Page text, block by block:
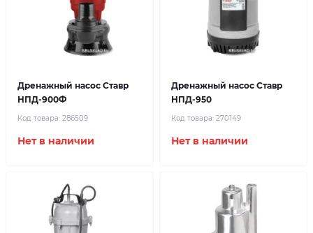
Дренажный насос Ставр
НПД-900Ф
Код товара: 286509
Нет в наличии
Дренажный насос Ставр
НПД-950
Код товара: 270149
Нет в наличии